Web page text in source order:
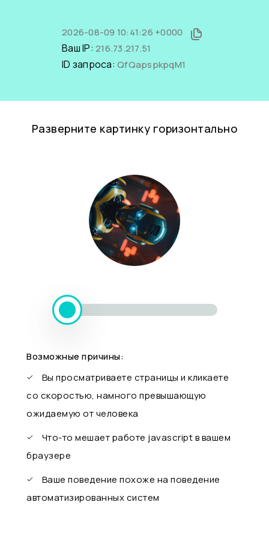
2026-08-09 10:41:26 +0000
Ваш IP: 216.73.217.51
ID запроса: QfQapspkpqM1
Разверните картинку горизонтально
Возможные причины:
Вы просматриваете страницы и кликаете
со скоростью, намного превышающую
ожидаемую от человека
Что-то мешает работе javascript в вашем
браузере
Ваше поведение похоже на поведение
автоматизированных систем